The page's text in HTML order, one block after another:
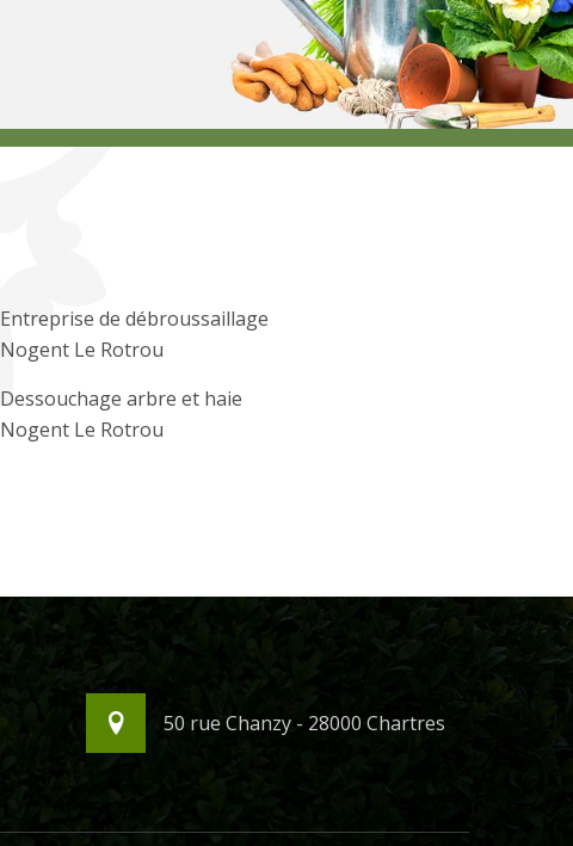
Entreprise de débroussaillage
Nogent Le Rotrou
Dessouchage arbre et haie
Nogent Le Rotrou
50 rue Chanzy - 28000 Chartres